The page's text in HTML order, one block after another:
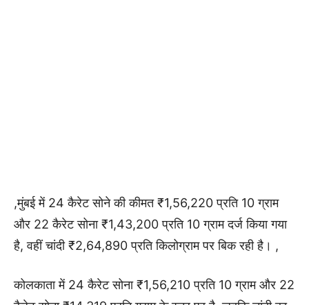
,मुंबई में 24 कैरेट सोने की कीमत ₹1,56,220 प्रति 10 ग्राम
और 22 कैरेट सोना ₹1,43,200 प्रति 10 ग्राम दर्ज किया गया
है, वहीं चांदी ₹2,64,890 प्रति किलोग्राम पर बिक रही है। ,
कोलकाता में 24 कैरेट सोना ₹1,56,210 प्रति 10 ग्राम और 22